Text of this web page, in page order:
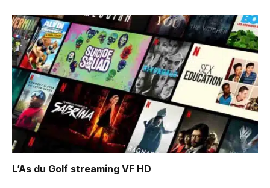
L’As du Golf streaming VF HD